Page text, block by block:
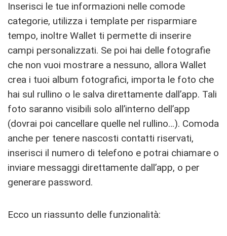
Inserisci le tue informazioni nelle comode
categorie, utilizza i template per risparmiare
tempo, inoltre Wallet ti permette di inserire
campi personalizzati. Se poi hai delle fotografie
che non vuoi mostrare a nessuno, allora Wallet
crea i tuoi album fotografici, importa le foto che
hai sul rullino o le salva direttamente dall’app. Tali
foto saranno visibili solo all’interno dell’app
(dovrai poi cancellare quelle nel rullino…). Comoda
anche per tenere nascosti contatti riservati,
inserisci il numero di telefono e potrai chiamare o
inviare messaggi direttamente dall’app, o per
generare password.
Ecco un riassunto delle funzionalità: